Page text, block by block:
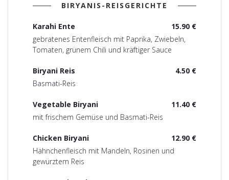
BIRYANIS-REISGERICHTE
15.90 €
Karahi Ente
gebratenes Entenfleisch mit Paprika, Zwiebeln,
Tomaten, grünem Chili und kräftiger Sauce
4.50 €
Biryani Reis
Basmati-Reis
11.40 €
Vegetable Biryani
mit frischem Gemüse und Basmati-Reis
12.90 €
Chicken Biryani
Hähnchenfleisch mit Mandeln, Rosinen und
gewürztem Reis